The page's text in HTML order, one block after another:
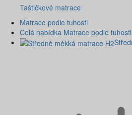
Taštičkové matrace
Matrace podle tuhosti
Celá nabídka Matrace podle tuhosti